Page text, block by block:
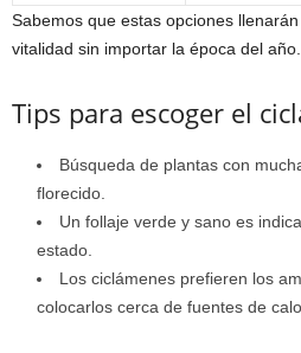
Sabemos que estas opciones
vitalidad sin importar la época del año.
Tips para escoger el
Búsqueda de plantas con
florecido.
Un follaje verde y sano es
estado.
Los ciclámenes prefieren los
colocarlos cerca de fuentes de